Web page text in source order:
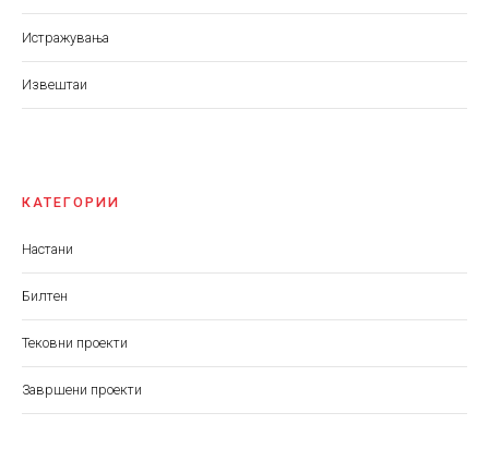
Истражувања
Извештаи
КАТЕГОРИИ
Настани
Билтен
Тековни проекти
Завршени проекти